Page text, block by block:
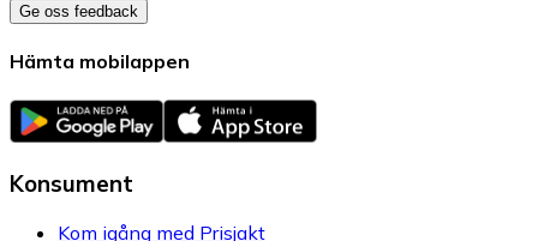
Ge oss feedback
Hämta mobilappen
Konsument
Kom igång med Prisjakt